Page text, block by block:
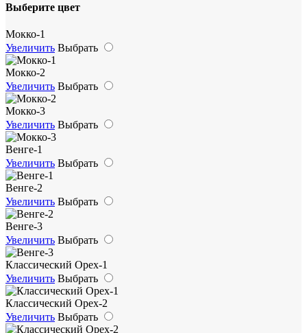
Выберите цвет
Мокко-1
Увеличить Выбрать
Мокко-2
Увеличить Выбрать
Мокко-3
Увеличить Выбрать
Венге-1
Увеличить Выбрать
Венге-2
Увеличить Выбрать
Венге-3
Увеличить Выбрать
Классический Орех-1
Увеличить Выбрать
Классический Орех-2
Увеличить Выбрать